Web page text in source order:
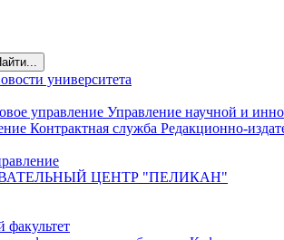
университета
управление Управление научной и
Контрактная служба Редакционно-
ЦЕНТР "ПЕЛИКАН"
факультет